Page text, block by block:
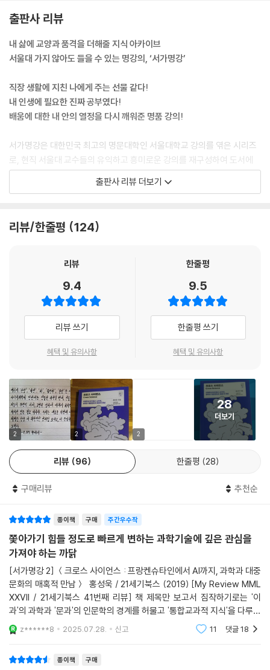
과학자의 이미지, 미쳤거나 괴짜거나」 중에서
보통 여성들이 결혼, 출산, 육아에 시간을 뺏긴다면, 이는 여성 과학자도
마찬가지다. 대부분의 사람들이 살면서 부딪치는 다양한 욕망들과 잘 협상
하고 타협하면서 자신의 인생을 만들어가는데, 이는 (남성이건 여성이건)
과학자도 마찬가지다. 다만 보통 사람과 다른 것은 과학자에게는 좋은 연
구를 하고 싶은 욕망이 매우 크고, 가끔은 그것이 다른 욕망들을 압도할 수
너무나 당연하게. 그래서 과학은 인간의, 인간에 의한, 인간을 위한 결과물
이다. _82쪽 '1부 슈퍼우먼 과학자는 없다' 중에서 --- 「1부 슈퍼우먼 과학
자는 없다」 중에서
『1984』 작품이 던지는 메시지는 결국 전체주의, 그 당시의 독일이나 소련
을 강조하는 것이 아닐 수 없다. 특히 여기에서는 미디어를 믿지 말라는 강
술이 발달하기 이전이라는 것이다. 그럼에도 정보통신기술이 고도로 발달
했을 때 그것이 감시의 테크놀로지로 사용될 수 있다는 미래 전망을 보여
주고 있으니 그 통찰력이 놀라울 따름이다. --- 「2부 보이지 않는 빅브라더
가 당신을 보고 있다」 중에서
우리나라에서 우생학은 일제강점기 때 잠깐 유행하다가 사라졌다고 하지
만, 아직도 우생학의 유산이 널리 퍼져 있는 게 현실이다. “역시 우월한 유
방송된다. ‘우월한 유전자’라니? 공부를 잘해도, 잘생겨도, 운동을 잘해도
우월한 유전자 때문이라고 한다. 이렇게 생각하면 다른 극단에 있는 사람
들은 ‘살 가치가 없는’ 사람이라는 생각으로 이어질 수 있다. 공부 잘하고
똑똑한 사람 본인은 물론 그 가족도 우월한 유전자라고 하는 게 우생학적
사고이다. 실상은 전혀 그렇지 않은데도 말이다. --- 「3부 우월한 유전자만
살아남는 세상」 중에서
영화 [공각기동대의] 주인공 쿠사나기는 사람이 사람이기 위해서는 굉장
기 위해서는 많은 것이 필요하다는 결론에 이른다. 타인과 자신을 구별하
는 얼굴과 목소리, 눈 뜰 때 응시하는 손, 어릴 때 기억, 미래에 대한 예감,
방대한 정보, 넓은 네트워크 등등. 그녀는 이런 것들 전부가 사이보그인 자
신의 일부이면서 자신의 의식을 만들어낸다고 보았던 것이다. 즉 자신과
같은 사이보그도 인간만큼 복잡하게 자기 조직화 과정으로 만들어진 존재
이기에 사람과 마찬가지로 영혼이 있다고 할 수 있지 않겠는가 생각한 것
이다. --- 「3부 사이보그는 인간인가 기계인가」 중에서
1920~30년대 일제강점기 소설 중에는 전기를 상대적으로 어둡거나, 뭔
사는 식민지적인 발전의 이면에 존재하는 식민지적 일상의 우울함, 불균
출판사 리뷰
내 삶에 교양과 품격을 더해줄 지식 아카이브
서울대 가지 않아도 들을 수 있는 명강의, ‘서가명강’
직장 생활에 지친 나에게 주는 선물 같다!
내 인생에 필요한 진짜 공부였다!
배움에 대한 내 안의 열정을 다시 깨워준 명품 강의!
서가명강은 대한민국 최고의 명문대학인 서울대학교 강의를 엮은 시리즈
로, 현직 서울대 교수들의 유익하고 흥미로운 강의를 재구성하여 도서에
담았다. 서울대생들이 직접 뽑은 인기 강의, 전공을 넘나드는 융합 강의, 트
렌드를 접목한 실용 지식까지, 젊고 혁신적인 주제들을 다루고 있다.
스트를 통해서도 만나볼 수 있다. 출퇴근길을 이용해 교양 지식을 쌓고자
망을 품고 사는 대한민국의 모든 교양인들에게 우리나라 최고의 명강의를
“과학의 시대, 생각의 경계가 무너진다”
인공지능과 〈공각기동대〉, 빅데이터와 『1984』 …
문과생들도 열광하는 융합 과학 특강!
설, 만화 등 대중문화 콘텐츠를 통해 과학과 우리 사회의 관계를 분석한다.
과학과 문화, 과학과 인문학의 융합적 결합을 보여주는 『크로스 사이언스』
는 서울대 이공계열 학생들과 인문사회계열 학생들이 함께 듣는 수업, ‘과
학기술과 대중문화’의 강의 내용을 독자들의 눈높이에 맞추어 재구성한 책
이다. 실제로 이 수업을 들은 학생들은 “다시 또 듣고 싶은, 깊은 여운이 남
는 강의”, “이 수업을 듣고 진로와 전공까지 바꾸었다”고 수강후기를 남겼
다. 이 강의를 통해 과학을 문화와 사회적 맥락 속에서 생각할 수 있게 되었
드 러너] 같은 영화와 [아비뇽의 처녀들] 같은 예술 작품 등을 통해 현대 과
학의 쟁점들이 우리 삶에 어떤 영향을 미치는지를 살펴보고 과학을 우리
일상에 한발 더 가까운 곳으로 이끈다. 또한 과학기술학자의 냉철한 시각
으로 인공지능, 빅데이터, 유전자가위 등 현대 과학의 주요 이슈들이 우리
문화 속에 어떤 모습으로 숨겨져 있으며, 그 실체는 무엇인지에 대해 분석
한다. 생명 윤리, 프라이버시, 인간과 사이보그의 경계에 대한 문제 등 과학
의 패러다임이 급변하고 있는 시대를 살고 있는 우리 모두가 한 번쯤 생각
해봐야 할, 우리 삶과 직결된 쟁점들을 다룬다.
“문화 속에서 과학과 인문학의 교차를 읽어내는 작업은 두 문화의 간극을
좁혀나가는 일”이라고 말하는 저자는 과학은 우리 문화 속에 긴밀하게 연
결되어 있으며, 과학과 인문학은 일상에서 끊임없이 교차(cross)하고 있
출판사 리뷰 더보기
리뷰/한줄평 124
리뷰
9.4
리뷰 쓰기
혜택 및 유의사항
한줄평
9.5
한줄평 쓰기
혜택 및 유의사항
2 2 2
28
더보기
리뷰 96 한줄평 28
구매리뷰 추천순
종이책 구매 주간우수작
쫓아가기 힘들 정도로 빠르게 변하는 과학기술에 깊은 관심을
가져야 하는 까닭
[서가명강 2] ＜크로스 사이언스 : 프랑켄슈타인에서 AI까지, 과학과 대중
문화의 매혹적 만남＞ 홍성욱 / 21세기북스 (2019) [My Review MML
XXVII / 21세기북스 41번째 리뷰] 책 제목만 보고서 짐작하기로는 '이
과'의 과학과 '문과'의 인문학의 경계를 허물고 '통합교과적 지식'을 다루는
과학이야기인줄 알았다. 나 어릴 적만 해도 '문과'는 사탐을, '이과'는 과탐
을 집중적으로 공부
z******8 2025.07.28. 신고 11 댓글18
종이책 구매